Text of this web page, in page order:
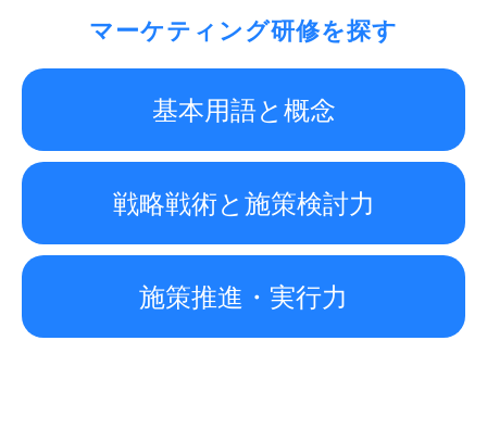
マーケティング研修を探す
基本用語と概念
戦略戦術と施策検討力
施策推進・実行力